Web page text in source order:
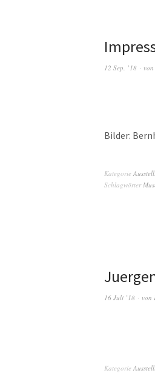
12 Sep. ’18 von
Bilder:
Kategorie
Schlagwörter
16 Juli ’18 von
Kategorie